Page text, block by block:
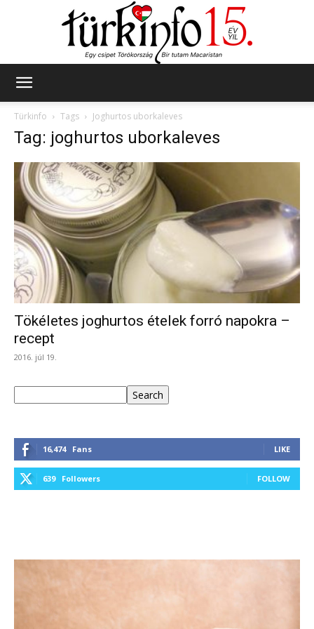
Türkinfo
Tags Joghurtos uborkaleves
Tag: joghurtos uborkaleves
Tökéletes joghurtos ételek forró napokra –
recept
2016. júl 19.
Search
16,474 Fans LIKE
639 Followers FOLLOW